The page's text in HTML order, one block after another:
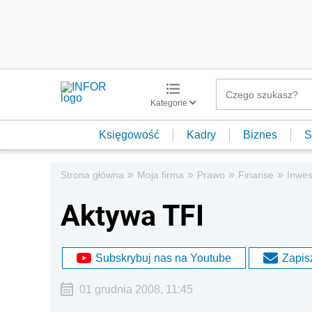
Kategorie
Księgowość Kadry Biznes
Strona główna » Moja firma » Prawo » Finanse »
Aktywa TFI
Subskrybuj nas na Youtube
01 grudnia 2008, 11:45